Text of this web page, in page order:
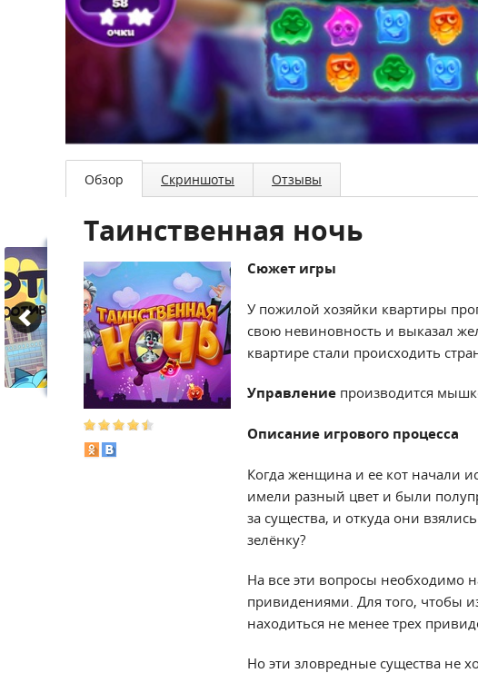
Обзор Скриншоты Отзывы
Таинственная ночь
Сюжет игры
У пожилой хозяйки квартиры
свою невиновность и выказал
квартире стали происходить
Управление производится
Описание игрового процесса
Когда женщина и ее кот начали
имели разный цвет и были
за существа, и откуда они
зелёнку?
На все эти вопросы необходимо
привидениями. Для того, чтобы
находиться не менее трех
Но эти зловредные существа не